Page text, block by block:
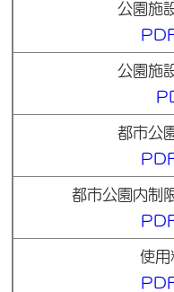
公園施
公園施
都市公
都市公園内制
使用